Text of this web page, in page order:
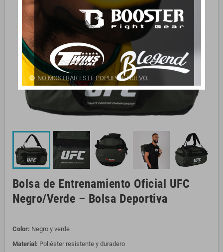
Bolsa de Entrenamiento Oficial UFC
Negro/Verde – Bolsa Deportiva
Color: Negro y verde
Material: Poliéster resistente y duradero
NO MOSTRAR ESTE POPUP DE NUEVO.